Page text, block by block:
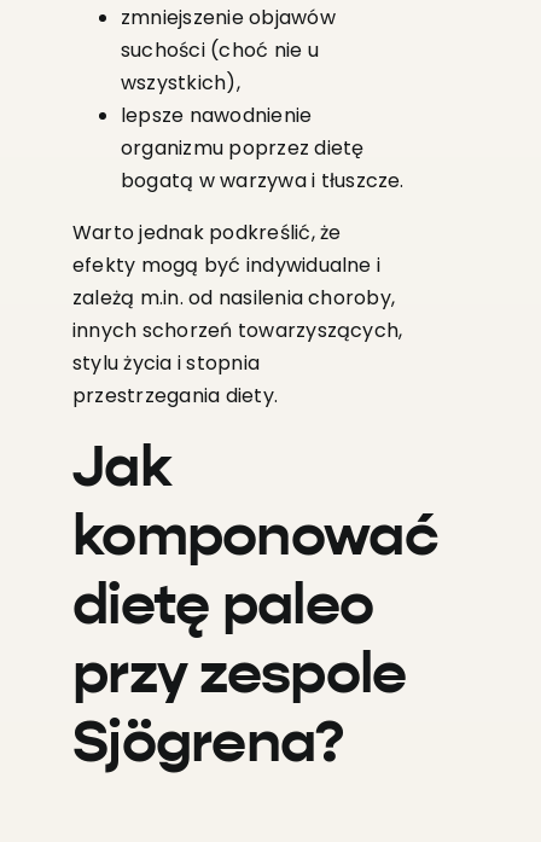
zmniejszenie objawów
suchości (choć nie u
wszystkich),
lepsze nawodnienie
organizmu poprzez dietę
bogatą w warzywa i tłuszcze.
Warto jednak podkreślić, że
efekty mogą być indywidualne i
zależą m.in. od nasilenia choroby,
innych schorzeń towarzyszących,
stylu życia i stopnia
przestrzegania diety.
Jak
komponować
dietę paleo
przy zespole
Sjögrena?